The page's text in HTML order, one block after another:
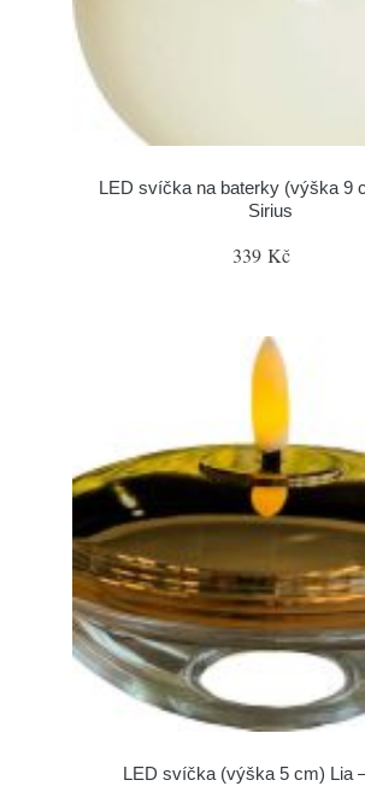
LED svíčka na baterky (výška 9
Sirius
339 Kč
LED svíčka (výška 5 cm) Lia